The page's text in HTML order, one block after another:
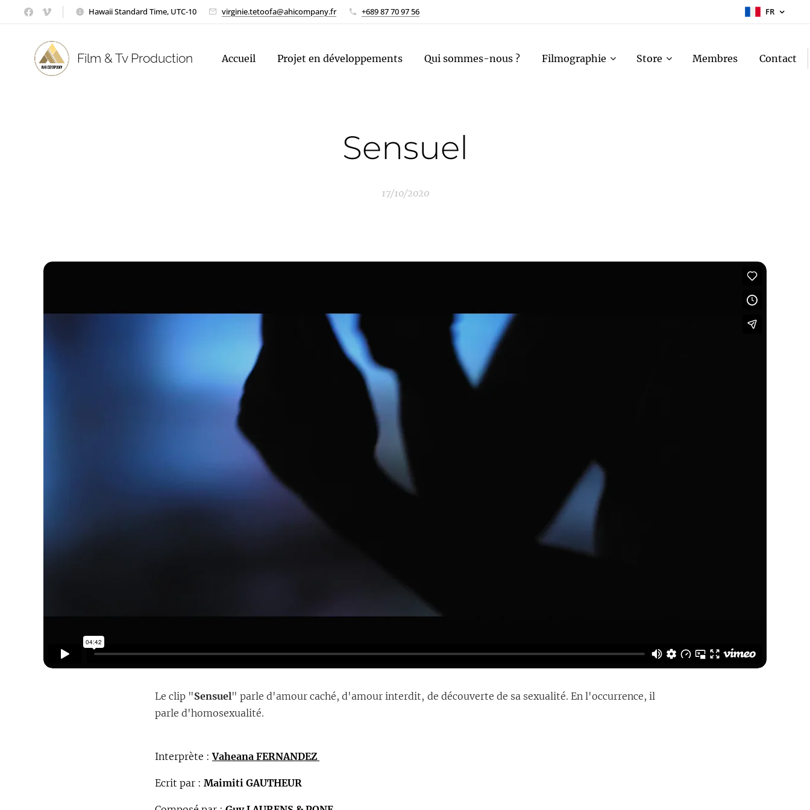
Hawaii Standard Time, UTC-10 virginie.tetoofa@ahicompany.fr +689 87 70 97 56 FR
Film & Tv Production Accueil Projet en développements Qui sommes-nous ? Filmographie Store Membres Contact
Sensuel
17/10/2020
Le clip "Sensuel" parle d'amour caché, d'amour interdit, de découverte de sa sexualité. En l'occurrence, il
parle d'homosexualité.
Interprète :Vaheana FERNANDEZ
Ecrit par : Maimiti GAUTHEUR